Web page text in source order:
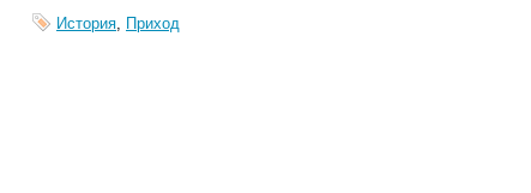
История, Приход